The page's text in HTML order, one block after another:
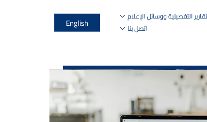
التفصيلية ووسائل الإعلام
اتصل بنا
English